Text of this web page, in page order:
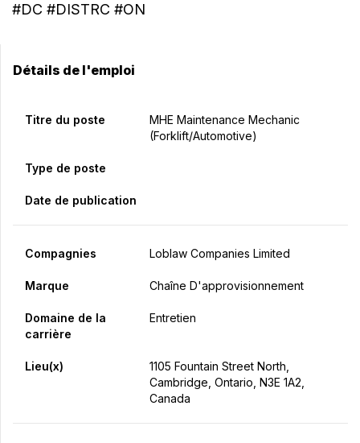
#DC #DISTRC #ON
Détails de l'emploi
Titre du poste
MHE Maintenance Mechanic
(Forklift/Automotive)
Type de poste
Date de publication
Compagnies Loblaw Companies Limited
Marque Chaîne D'approvisionnement
Domaine de la
carrière
Entretien
Lieu(x)
1105 Fountain Street North,
Cambridge, Ontario, N3E 1A2,
Canada